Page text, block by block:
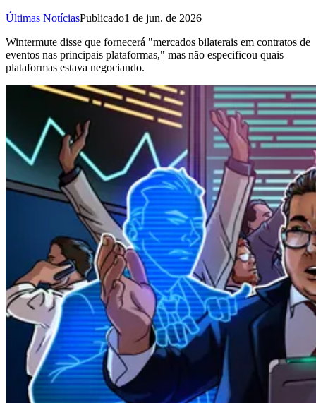
Últimas NotíciasPublicado1 de jun. de 2026
Wintermute disse que fornecerá "mercados bilaterais em contratos de
eventos nas principais plataformas," mas não especificou quais
plataformas estava negociando.